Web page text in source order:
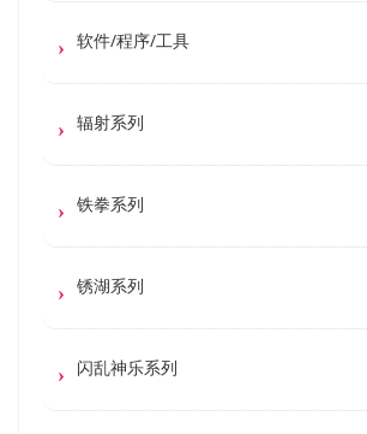
软件/程序/工具
辐射系列
铁拳系列
锈湖系列
闪乱神乐系列